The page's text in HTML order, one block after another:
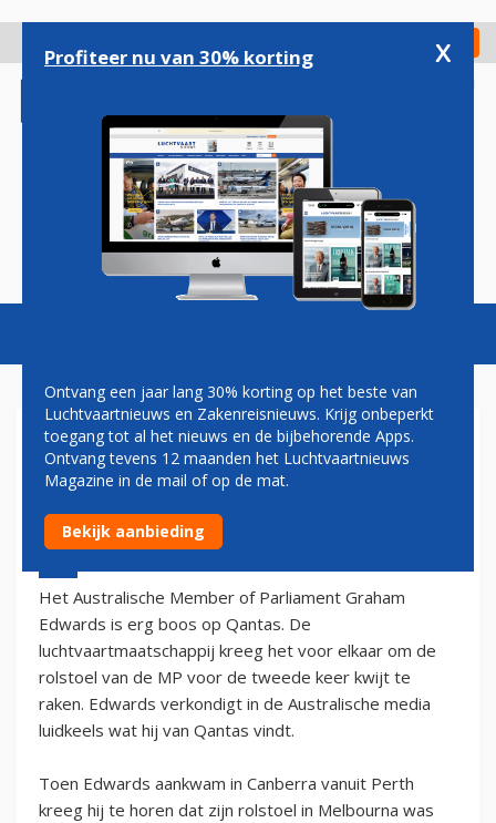
gaan
Check in
Magazine Podcasts Vacatures
MEMBER OF PARLIAMENT
WOEDEND OP QANTAS
16 juni 2003 - 2:00
Het Australische Member of Parliament Graham
Edwards is erg boos op Qantas. De
luchtvaartmaatschappij kreeg het voor elkaar om de
rolstoel van de MP voor de tweede keer kwijt te
raken. Edwards verkondigt in de Australische media
luidkeels wat hij van Qantas vindt.
Toen Edwards aankwam in Canberra vanuit Perth
kreeg hij te horen dat zijn rolstoel in Melbourna was
Profiteer nu van 30% korting x
Ontvang een jaar lang 30% korting op het beste van
Luchtvaartnieuws en Zakenreisnieuws. Krijg onbeperkt
toegang tot al het nieuws en de bijbehorende Apps.
Ontvang tevens 12 maanden het Luchtvaartnieuws
Magazine in de mail of op de mat.
Bekijk aanbieding